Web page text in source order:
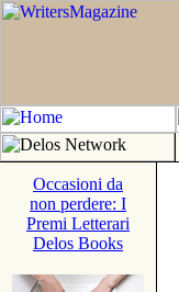
Occasioni da
non perdere: I
Premi Letterari
Delos Books